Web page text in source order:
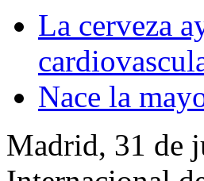
La cerveza
Nace la
Madrid, 31 de